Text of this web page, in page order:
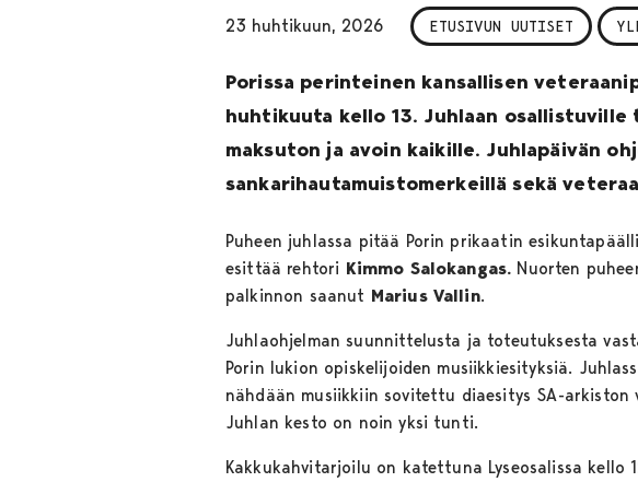
23 huhtikuun, 2026 ETUSIVUN UUTISET
Porissa perinteinen kansallisen
huhtikuuta kello 13. Juhlaan
maksuton ja avoin kaikille. Juhlapäivän
sankarihautamuistomerkeillä sekä
Puheen juhlassa pitää Porin prikaatin
esittää rehtori Kimmo Salokangas. Nuorten
palkinnon saanut Marius Vallin.
Juhlaohjelman suunnittelusta ja toteutuksesta
Porin lukion opiskelijoiden musiikkiesityksiä.
nähdään musiikkiin sovitettu diaesitys SA-
Juhlan kesto on noin yksi tunti.
Kakkukahvitarjoilu on katettuna Lyseosalissa kello